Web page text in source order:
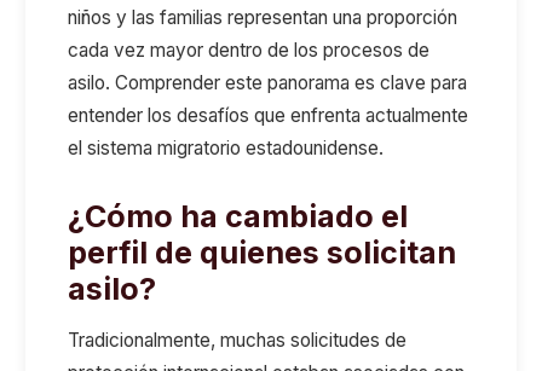
niños y las familias representan una proporción
cada vez mayor dentro de los procesos de
asilo. Comprender este panorama es clave para
entender los desafíos que enfrenta actualmente
el sistema migratorio estadounidense.
¿Cómo ha cambiado el
perfil de quienes solicitan
asilo?
Tradicionalmente, muchas solicitudes de